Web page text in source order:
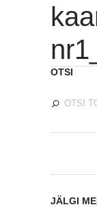
OTSI
JÄLGI